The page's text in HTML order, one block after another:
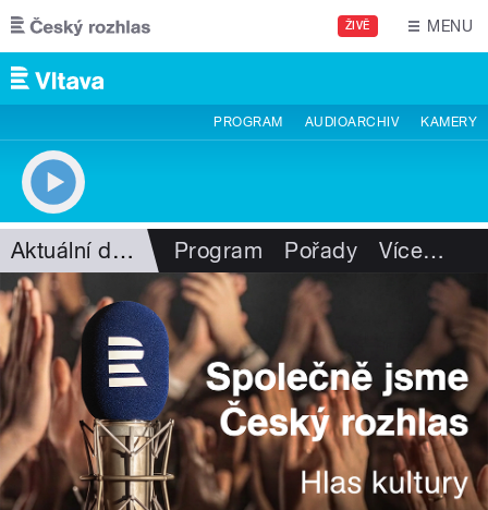
Přejít k hlavnímu obsahu
ŽIVĚ MENU
PROGRAM AUDIOARCHIV KAMERY
Aktuální dění Program Pořady Více…